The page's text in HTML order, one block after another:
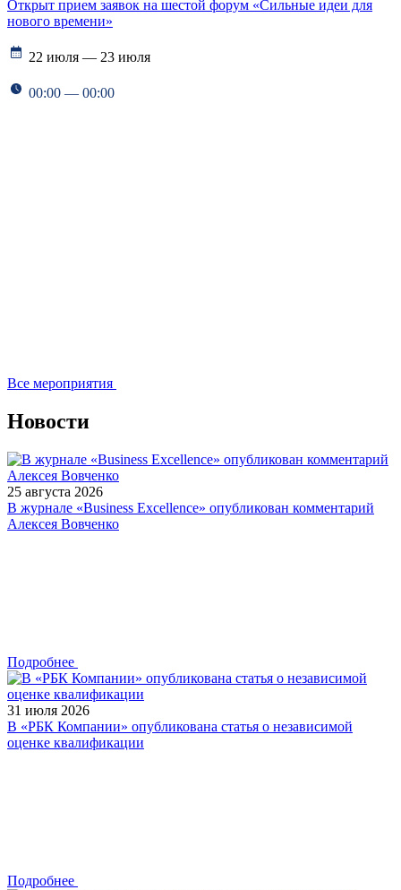
Открыт прием заявок на шестой форум «Сильные идеи для
нового времени»
22 июля — 23 июля
00:00 — 00:00
Все мероприятия
Новости
25 августа 2026
В журнале «Business Excellence» опубликован комментарий
Алексея Вовченко
Подробнее
31 июля 2026
В «РБК Компании» опубликована статья о независимой
оценке квалификации
Подробнее